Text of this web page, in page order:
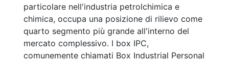
particolare nell'industria petrolchimica e
chimica, occupa una posizione di rilievo come
quarto segmento più grande all'interno del
mercato complessivo. I box IPC,
comunemente chiamati Box Industrial Personal